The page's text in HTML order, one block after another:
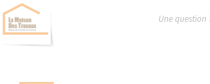
Une question